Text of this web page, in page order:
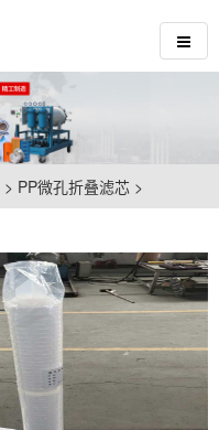
> PP微孔折叠滤芯 >